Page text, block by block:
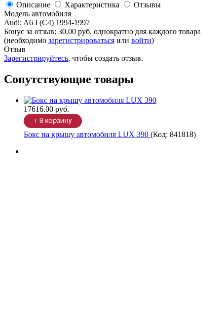
Описание Характеристика
Отзывы
Модель автомобиля
Audi: A6 I (C4) 1994-1997
Бонус за отзыв: 30.00 руб. однократно для каждого товара
(необходимо зарегистрироваться или войти)
Отзыв
Зарегистрируйтесь, чтобы создать отзыв.
Сопутствующие товары
17616.00 руб.
Бокс на крышу автомобиля LUX 390 (Код: 841818)